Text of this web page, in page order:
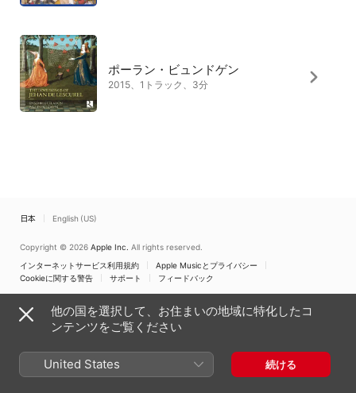
ポーラン・ビュンドゲン
2015、1トラック、3分
日本 English (US)
Copyright © 2026 Apple Inc. All rights reserved.
インターネットサービス利用規約
Apple Musicとプライバシー
Cookieに関する警告
サポート フィードバック
他の国を選択して、お住まいの地域に特化したコ
ンテンツをご覧ください
United States 続ける